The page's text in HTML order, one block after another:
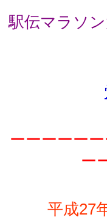
駅伝マラソ
ーーーーー
ー
平成27